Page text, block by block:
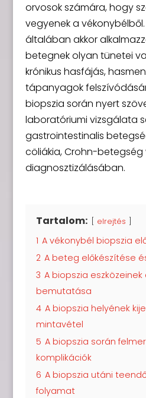
orvosok számára, hogy
vegyenek a
általában akkor
betegnek olyan tünetei
krónikus hasfájás,
tápanyagok
biopszia során nyert
laboratóriumi vizsgálata
gastrointestinalis
cöliákia, Crohn-betegség
diagnosztizálásában.
Tartalom: elrejtés
1 A vékonybél biopszia
2 A beteg előkészítése
3 A biopszia
bemutatása
4 A biopszia helyének
mintavétel
5 A biopszia során
komplikációk
6 A biopszia utáni
folyamat